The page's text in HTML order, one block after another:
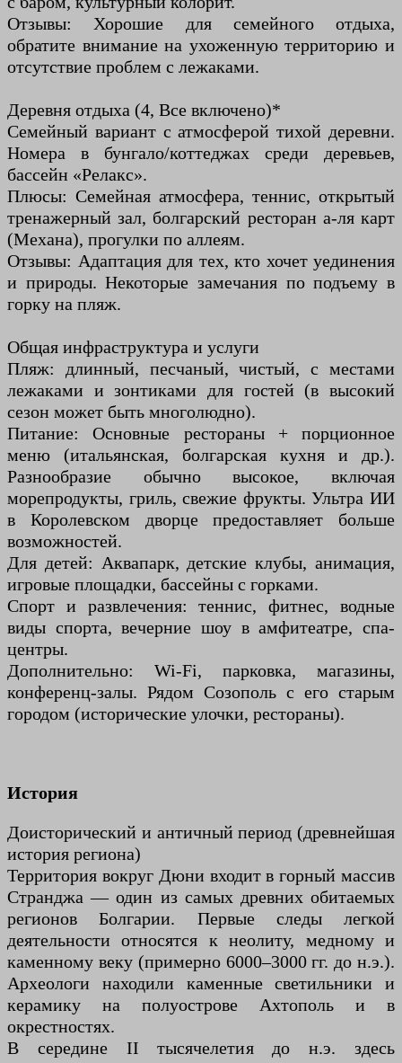
Отзывы: Хорошие для семейного отдыха,
обратите внимание на ухоженную территорию и
отсутствие проблем с лежаками.
Деревня отдыха (4, Все включено)*
Семейный вариант с атмосферой тихой деревни.
Номера в бунгало/коттеджах среди деревьев,
бассейн «Релакс».
Плюсы: Семейная атмосфера, теннис, открытый
тренажерный зал, болгарский ресторан а-ля карт
(Механа), прогулки по аллеям.
Отзывы: Адаптация для тех, кто хочет уединения
и природы. Некоторые замечания по подъему в
горку на пляж.
Общая инфраструктура и услуги
Пляж: длинный, песчаный, чистый, с местами
лежаками и зонтиками для гостей (в высокий
сезон может быть многолюдно).
Питание: Основные рестораны + порционное
меню (итальянская, болгарская кухня и др.).
Разнообразие обычно высокое, включая
морепродукты, гриль, свежие фрукты. Ультра ИИ
в Королевском дворце предоставляет больше
возможностей.
Для детей: Аквапарк, детские клубы, анимация,
игровые площадки, бассейны с горками.
Спорт и развлечения: теннис, фитнес, водные
виды спорта, вечерние шоу в амфитеатре, спа-
центры.
Дополнительно: Wi-Fi, парковка, магазины,
конференц-залы. Рядом Созополь с его старым
городом (исторические улочки, рестораны).
История
Доисторический и античный период (древнейшая
история региона)
Территория вокруг Дюни входит в горный массив
Странджа — один из самых древних обитаемых
регионов Болгарии. Первые следы легкой
деятельности относятся к неолиту, медному и
каменному веку (примерно 6000–3000 гг. до н.э.).
Археологи находили каменные светильники и
керамику на полуострове Ахтополь и в
окрестностях.
В середине II тысячелетия до н.э. здесь